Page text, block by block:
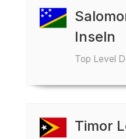
Inseln
Top Level
Timor